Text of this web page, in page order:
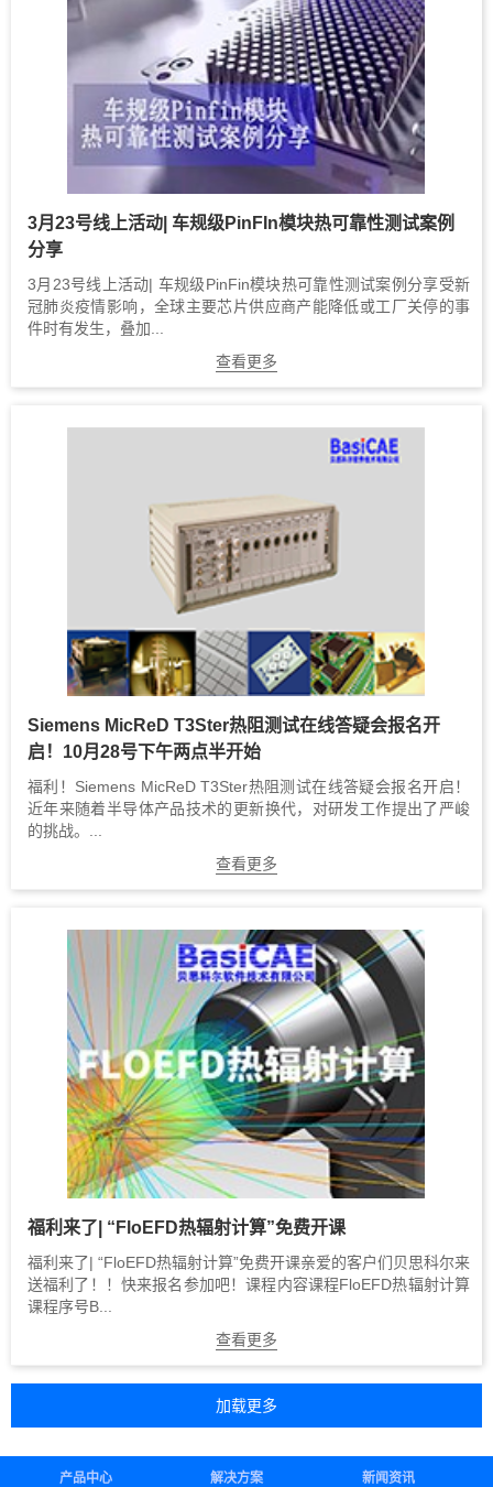
3月23号线上活动| 车规级PinFIn模块热可靠性测试案例
分享
3月23号线上活动| 车规级PinFin模块热可靠性测试案例分享受新
冠肺炎疫情影响，全球主要芯片供应商产能降低或工厂关停的事
件时有发生，叠加...
查看更多
Siemens MicReD T3Ster热阻测试在线答疑会报名开
启！10月28号下午两点半开始
福利！Siemens MicReD T3Ster热阻测试在线答疑会报名开启！
近年来随着半导体产品技术的更新换代，对研发工作提出了严峻
的挑战。...
查看更多
福利来了| “FloEFD热辐射计算”免费开课
福利来了| “FloEFD热辐射计算”免费开课亲爱的客户们贝思科尔来
送福利了！！快来报名参加吧！课程内容课程FloEFD热辐射计算
课程序号B...
查看更多
产品中心 解决方案 新闻资讯